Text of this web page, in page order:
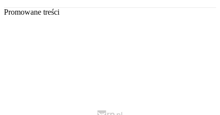
Promowane treści